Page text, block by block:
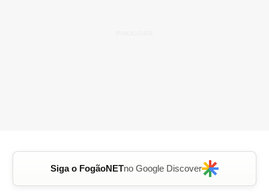
Siga o FogãoNETno Google Discover